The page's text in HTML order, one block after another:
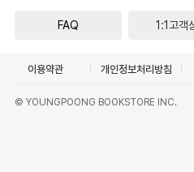
FAQ 1:1고객
이용약관 개인정보처리방침
© YOUNGPOONG BOOKSTORE INC.